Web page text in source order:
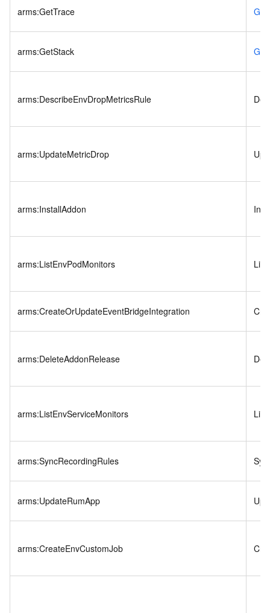
arms:GetTrace
arms:GetStack
arms:DescribeEnvDropMetricsRule
arms:UpdateMetricDrop
arms:InstallAddon
arms:ListEnvPodMonitors
arms:CreateOrUpdateEventBridgeIntegration
arms:DeleteAddonRelease
arms:ListEnvServiceMonitors
arms:SyncRecordingRules
arms:UpdateRumApp
arms:CreateEnvCustomJob